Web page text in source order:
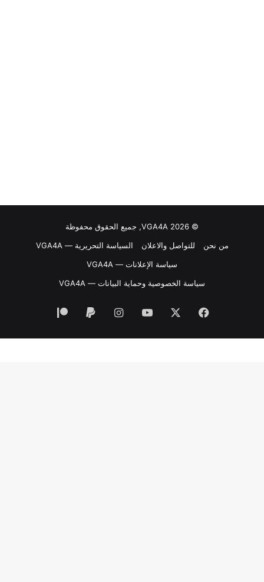
© VGA4A 2026, جميع الحقوق محفوظة
من نحن
للتواصل والاعلان
السياسة التحريرية — VGA4A
سياسة الإعلانات — VGA4A
سياسة الخصوصية وحماية البيانات — VGA4A
فيسبوك ‫YouTubeانستقرام
‏Paypal
‫Patreon